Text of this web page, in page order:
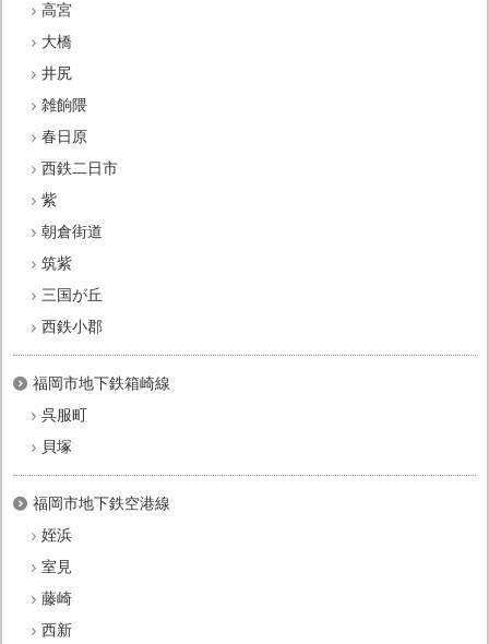
高宮
大橋
井尻
雑餉隈
春日原
西鉄二日市
紫
朝倉街道
筑紫
三国が丘
西鉄小郡
福岡市地下鉄箱崎線
呉服町
貝塚
福岡市地下鉄空港線
姪浜
室見
藤崎
西新